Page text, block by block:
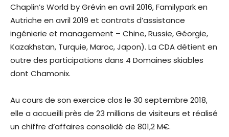
Chaplin’s World by Grévin en avril 2016, Familypark en
Autriche en avril 2019 et contrats d’assistance
ingénierie et management – Chine, Russie, Géorgie,
Kazakhstan, Turquie, Maroc, Japon). La CDA détient en
outre des participations dans 4 Domaines skiables
dont Chamonix.
Au cours de son exercice clos le 30 septembre 2018,
elle a accueilli près de 23 millions de visiteurs et réalisé
un chiffre d’affaires consolidé de 801,2 M€.